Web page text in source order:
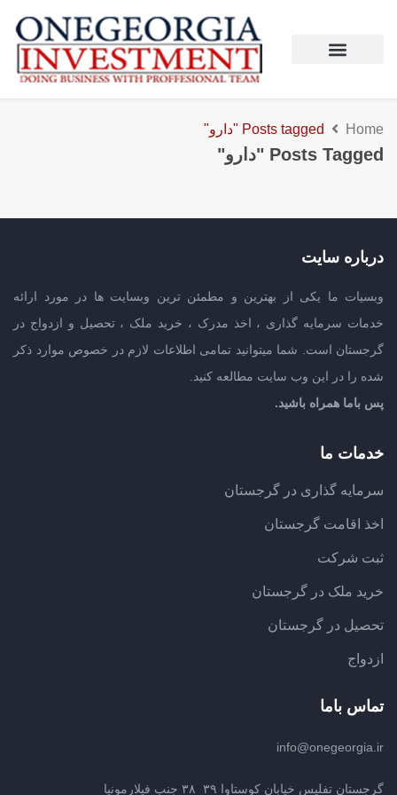
Home Posts tagged "دارو"
Posts Tagged "دارو"
درباره سایت
وبسیات ما یکی از بهترین و مطمئن ترین وبسایت ها در مورد ارائه
خدمات سرمایه گذاری ، اخذ مدرک ، خرید ملک ، تحصیل و ازدواج در
گرجستان است. شما میتوانید تمامی اطلاعات لازم در خصوص موارد ذکر
شده را در این وب سایت مطالعه کنید.
پس باما همراه باشید.
خدمات ما
سرمایه گذاری در گرجستان
اخذ اقامت گرجستان
ثبت شرکت
خرید ملک در گرجستان
تحصیل در گرجستان
ازدواج
تماس باما
info@onegeorgia.ir
گرجستان تفلیس خیابان کوستاوا ۳۹_۳۸ جنب فیلارمونیا